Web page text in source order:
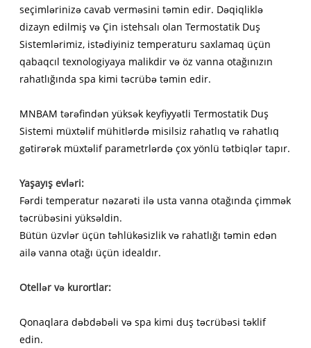
seçimlərinizə cavab verməsini təmin edir. Dəqiqliklə
dizayn edilmiş və Çin istehsalı olan Termostatik Duş
Sistemlərimiz, istədiyiniz temperaturu saxlamaq üçün
qabaqcıl texnologiyaya malikdir və öz vanna otağınızın
rahatlığında spa kimi təcrübə təmin edir.
MNBAM tərəfindən yüksək keyfiyyətli Termostatik Duş
Sistemi müxtəlif mühitlərdə misilsiz rahatlıq və rahatlıq
gətirərək müxtəlif parametrlərdə çox yönlü tətbiqlər tapır.
Yaşayış evləri:
Fərdi temperatur nəzarəti ilə usta vanna otağında çimmək
təcrübəsini yüksəldin.
Bütün üzvlər üçün təhlükəsizlik və rahatlığı təmin edən
ailə vanna otağı üçün idealdır.
Otellər və kurortlar:
Qonaqlara dəbdəbəli və spa kimi duş təcrübəsi təklif
edin.